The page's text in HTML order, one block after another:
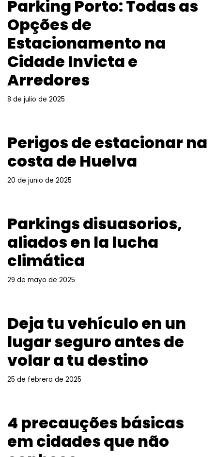
Parking Porto: Todas as
Opções de
Estacionamento na
Cidade Invicta e
Arredores
8 de julio de 2025
Perigos de estacionar na
costa de Huelva
20 de junio de 2025
Parkings disuasorios,
aliados en la lucha
climática
29 de mayo de 2025
Deja tu vehículo en un
lugar seguro antes de
volar a tu destino
25 de febrero de 2025
4 precauções básicas
em cidades que não